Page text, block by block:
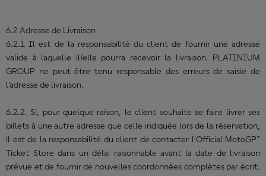
6.2 Adresse de Livraison
6.2.1 Il est de la responsabilité du client de fournir une adresse
valide à laquelle il/elle pourra recevoir la livraison. PLATINIUM
GROUP ne peut être tenu responsable des erreurs de saisie de
l’adresse de livraison.
6.2.2. Si, pour quelque raison, le client souhaite se faire livrer ses
billets à une autre adresse que celle indiquée lors de la réservation,
il est de la responsabilité du client de contacter l’Official MotoGP™
Ticket Store dans un délai raisonnable avant la date de livraison
prévue et de fournir de nouvelles coordonnées complètes par écrit.